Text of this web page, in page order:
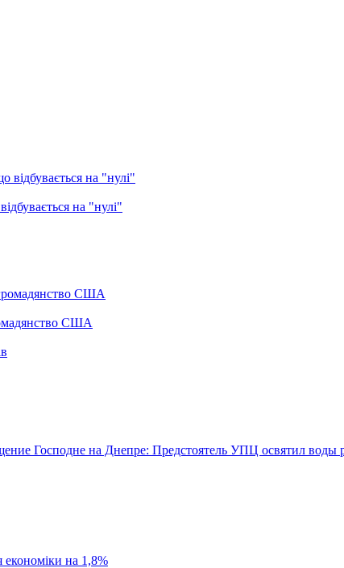
на "нулі"
США
Господне на Днепре: Предстоятель УПЦ освятил воды
економіки на 1,8%